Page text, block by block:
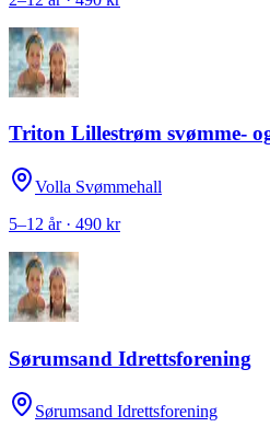
Triton Lillestrøm svømme-
Volla Svømmehall
5–12 år · 490 kr
Sørumsand Idrettsforening
Sørumsand Idrettsforening